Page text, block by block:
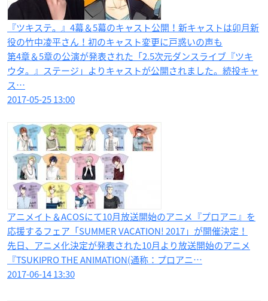
『ツキステ。』4幕＆5幕のキャスト公開！新キャストは卯月新
役の竹中凌平​さん！初のキャスト変更に戸惑いの声も
第4章＆5章の公演が発表された「2.5次元ダンスライブ『ツキ
ウタ。』ステージ」よりキャストが公開されました。続投キャ
ス…
2017-05-25 13:00
アニメイト＆ACOSにて​10月放送開始のアニメ『プロアニ』を
応援するフェア「SUMMER VACATION! 2017」が開催決定！
先日、アニメ化決定が発表された10月より放送開始のアニメ
『TSUKIPRO THE ANIMATION(通称：プロアニ…
2017-06-14 13:30